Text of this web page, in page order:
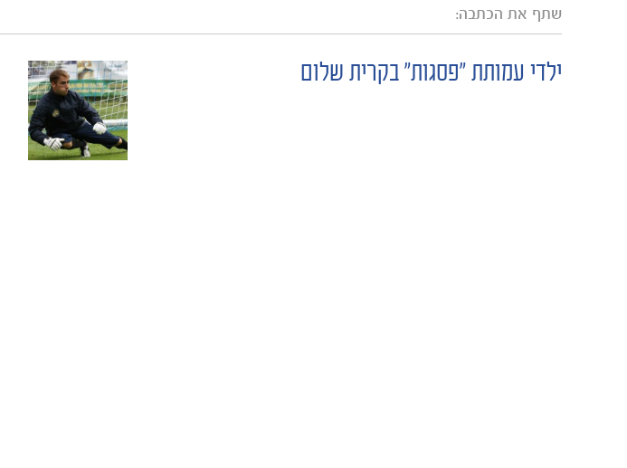
שתף את הכתבה:
POST
ילדי עמותת "פסגות" בקרית שלום